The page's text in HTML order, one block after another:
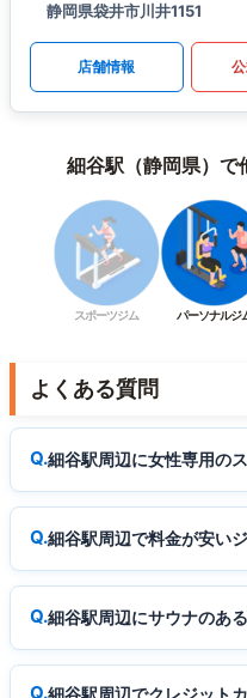
静岡県袋井市川井1151
店舗情報
細谷駅（静岡県）で
スポーツジム パーソナルジ
よくある質問
細谷駅周辺に女性専用の
細谷駅周辺で料金が安い
細谷駅周辺にサウナのあ
細谷駅周辺でクレジット